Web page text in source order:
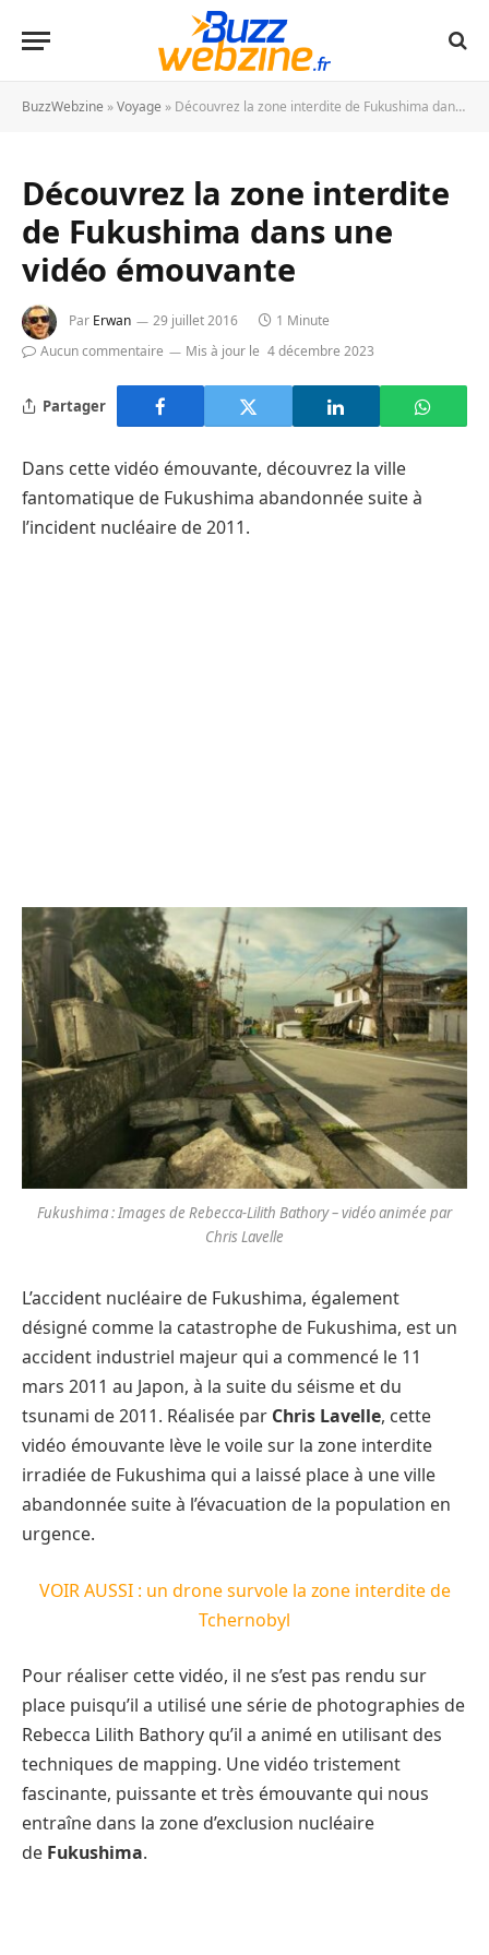
BuzzWebzine »Voyage » Découvrez la zone interdite de Fukushima dans une vidéo émouvante
Découvrez la zone interdite
de Fukushima dans une
vidéo émouvante
Par Erwan 29 juillet 2016
1 Minute
Aucun commentaire
Mis à jour le 4 décembre 2023
Partager
Dans cette vidéo émouvante, découvrez la ville
fantomatique de Fukushima abandonnée suite à
l’incident nucléaire de 2011.
Fukushima : Images de Rebecca-Lilith Bathory – vidéo animée par
Chris Lavelle
L’accident nucléaire de Fukushima, également
désigné comme la catastrophe de Fukushima, est un
accident industriel majeur qui a commencé le 11
mars 2011 au Japon, à la suite du séisme et du
tsunami de 2011. Réalisée par Chris Lavelle, cette
vidéo émouvante lève le voile sur la zone interdite
irradiée de Fukushima qui a laissé place à une ville
abandonnée suite à l’évacuation de la population en
urgence.
VOIR AUSSI : un drone survole la zone interdite de
Tchernobyl
Pour réaliser cette vidéo, il ne s’est pas rendu sur
place puisqu’il a utilisé une série de photographies de
Rebecca Lilith Bathory qu’il a animé en utilisant des
techniques de mapping. Une vidéo tristement
fascinante, puissante et très émouvante qui nous
entraîne dans la zone d’exclusion nucléaire
de Fukushima.